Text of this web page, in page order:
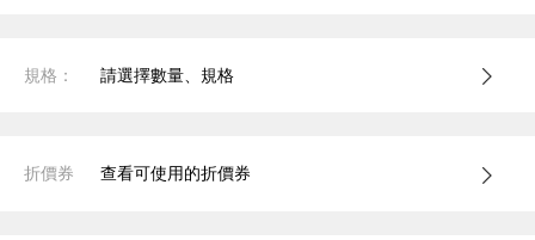
規格： 請選擇數量、規格
折價券 查看可使用的折價券